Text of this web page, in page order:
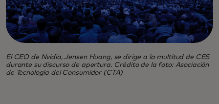
El CEO de Nvidia, Jensen Huang, se dirige a la multitud de CES
durante su discurso de apertura. Crédito de la foto: Asociación
de Tecnología del Consumidor (CTA)